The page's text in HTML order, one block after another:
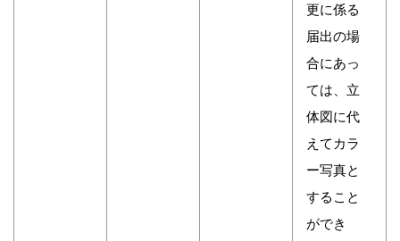
更に係る
届出の場
合にあっ
ては、立
体図に代
えてカラ
ー写真と
すること
ができ